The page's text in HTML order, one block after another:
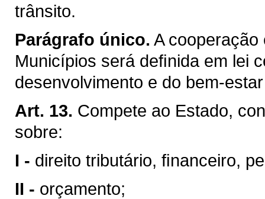
trânsito.
Parágrafo único. A cooperação
Municípios será deﬁnida em lei
desenvolvimento e do bem-
Art. 13. Compete ao Estado,
sobre:
I - direito tributário, ﬁnanceiro,
II - orçamento;